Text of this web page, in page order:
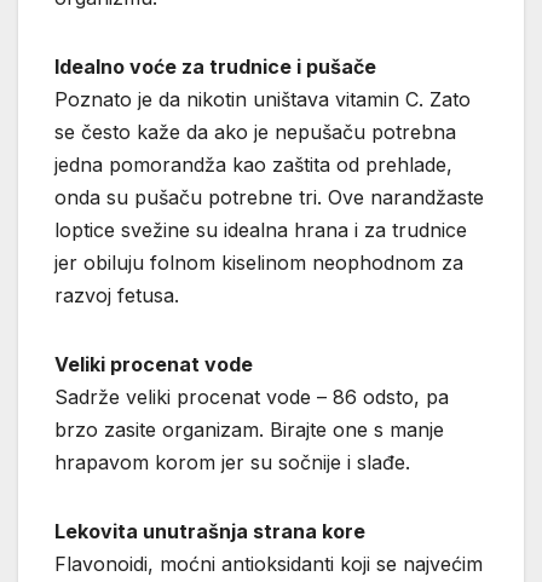
Idealno voće za trudnice i pušače
Poznato je da nikotin uništava vitamin C. Zato
se često kaže da ako je nepušaču potrebna
jedna pomorandža kao zaštita od prehlade,
onda su pušaču potrebne tri. Ove narandžaste
loptice svežine su idealna hrana i za trudnice
jer obiluju folnom kiselinom neophodnom za
razvoj fetusa.
Veliki procenat vode
Sadrže veliki procenat vode – 86 odsto, pa
brzo zasite organizam. Birajte one s manje
hrapavom korom jer su sočnije i slađe.
Lekovita unutrašnja strana kore
Flavonoidi, moćni antioksidanti koji se najvećim